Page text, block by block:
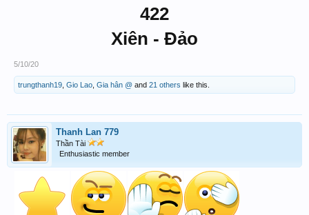
422
Xiên - Đảo
5/10/20
trungthanh19 Gio Lao Gia hân @ and 21 others like this.
Thanh Lan 779
Thần Tài
Enthusiastic member